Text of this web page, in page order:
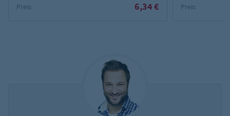
Preis:
6,34 €
Preis: